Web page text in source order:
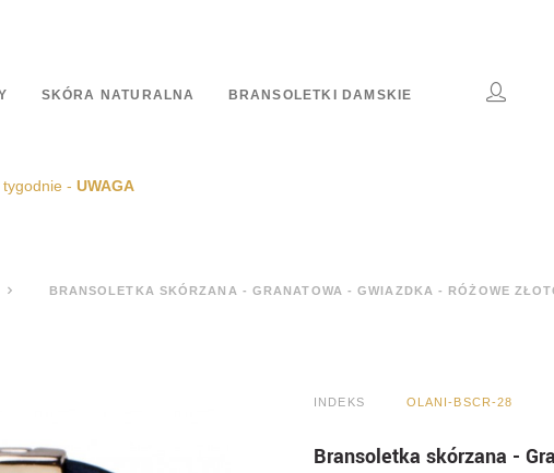
SKÓRA NATURALNA BRANSOLETKI DAMSKIE
- UWAGA
BRANSOLETKA SKÓRZANA - GRANATOWA - GWIAZDKA - RÓŻOWE
INDEKS OLANI-BSCR-28
Bransoletka skórzana -